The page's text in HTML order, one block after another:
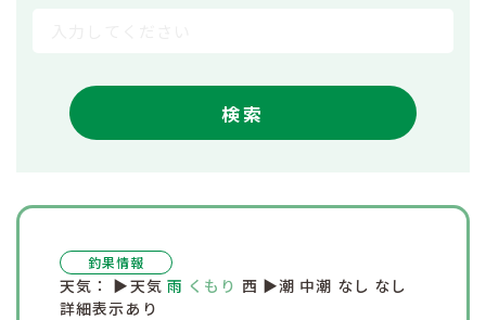
検索
釣果情報
天気： ▶︎天気 雨 くもり 西 ▶︎潮 中潮 なし なし
詳細表示あり